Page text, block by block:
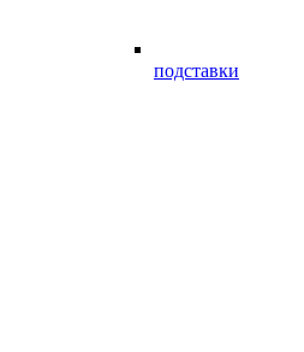
подставки